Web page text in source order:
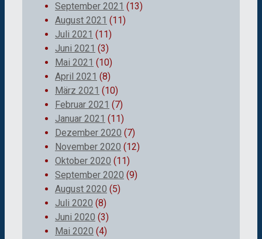
September 2021 (13)
August 2021 (11)
Juli 2021 (11)
Juni 2021 (3)
Mai 2021 (10)
April 2021 (8)
März 2021 (10)
Februar 2021 (7)
Januar 2021 (11)
Dezember 2020 (7)
November 2020 (12)
Oktober 2020 (11)
September 2020 (9)
August 2020 (5)
Juli 2020 (8)
Juni 2020 (3)
Mai 2020 (4)